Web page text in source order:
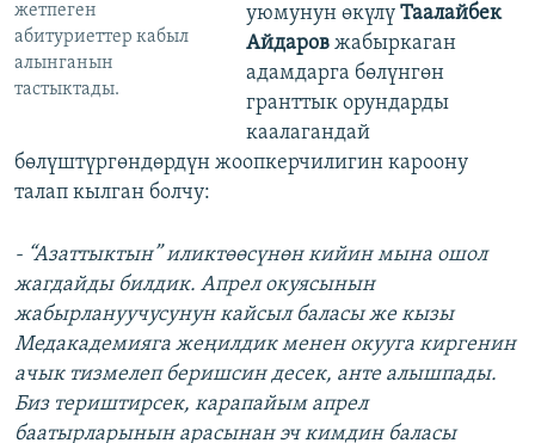
жетпеген
абитуриеттер кабыл
алынганын
тастыктады.
уюмунун өкүлү Таалайбек
Айдаровжабыркаган
адамдарга бөлүнгөн
гранттык орундарды
каалагандай
бөлүштүргөндөрдүн жоопкерчилигин кароону
талап кылган болчу:
- “Азаттыктын” иликтөөсүнөн кийин мына ошол
жагдайды билдик. Апрел окуясынын
жабырлануучусунун кайсыл баласы же кызы
Медакадемияга жеңилдик менен окууга киргенин
ачык тизмелеп беришсин десек, анте алышпады.
Биз териштирсек, карапайым апрел
баатырларынын арасынан эч кимдин баласы